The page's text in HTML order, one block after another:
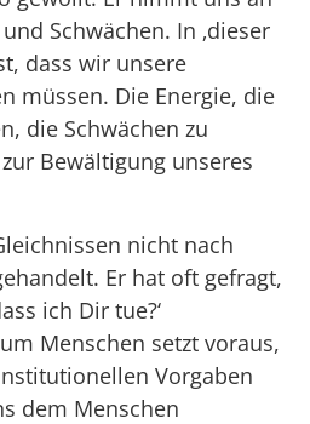
Schwächen. In ‚dieser
dass wir unsere
müssen. Die Energie, die
die Schwächen zu
Bewältigung unseres
nicht nach
Er hat oft gefragt,
ich Dir tue?‘
Menschen setzt voraus,
Vorgaben
dem Menschen